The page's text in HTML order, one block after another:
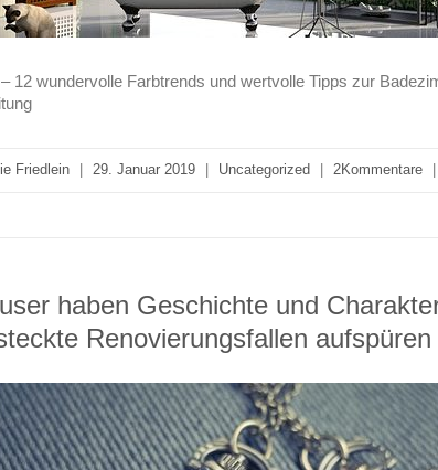
12 wundervolle Farbtrends und wertvolle Tipps zur
Friedlein 29. Januar 2019 Uncategorized 2Kommentare
haben Geschichte und
Renovierungsfallen aufspüren